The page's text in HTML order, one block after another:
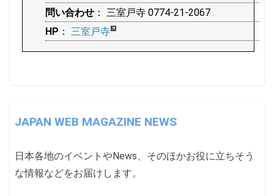
問い合わせ ： 三室戸寺 0774-21-2067
HP ： 三室戸寺
JAPAN WEB MAGAZINE NEWS
日本各地のイベントやNews、そのほかお役に立ちそう
な情報などをお届けします。